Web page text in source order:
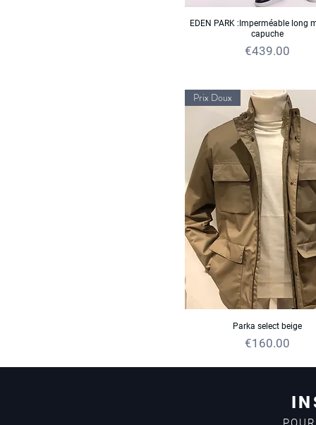
EDEN PARK :Imperméable long
capuche
Price
€439.00
Prix Doux
Parka select beige
Price
€160.00